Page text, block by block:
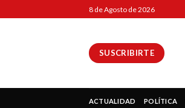
to
8 de Agosto de 2026
SUSCRIBIRTE
ACTUALIDAD POLÍTICA